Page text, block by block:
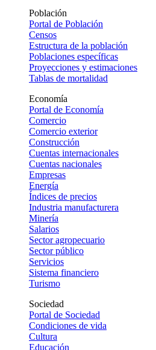
Población
Portal de Población
Censos
Estructura de la población
Poblaciones específicas
Proyecciones y estimaciones
Tablas de mortalidad
Economía
Portal de Economía
Comercio
Comercio exterior
Construcción
Cuentas internacionales
Cuentas nacionales
Empresas
Energía
Índices de precios
Industria manufacturera
Minería
Salarios
Sector agropecuario
Sector público
Servicios
Sistema financiero
Turismo
Sociedad
Portal de Sociedad
Condiciones de vida
Cultura
Educación